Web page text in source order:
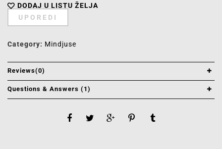
DODAJ U LISTU ŽELJA
UPOREDI
Category: Mindjuse
Reviews(0)
Questions & Answers (1)